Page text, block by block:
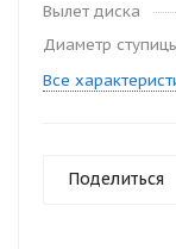
Вылет диска
Диаметр
Все
Поделиться